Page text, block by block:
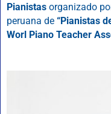
Pianistas organizado
peruana de “Pianistas
Worl Piano Teacher